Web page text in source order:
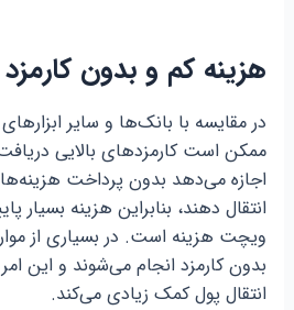
هزینه کم و بدون کارمزد
در مقایسه با بانک‌ها و سایر
ممکن است کارمزدهای بالایی
اجازه می‌دهد بدون پرداخت
انتقال دهند، بنابراین هزینه بسیار
ویچت هزینه است. در بسیاری از
بدون کارمزد انجام می‌شوند و این
انتقال پول کمک زیادی می‌کند.